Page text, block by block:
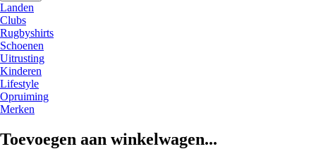
Landen
Clubs
Rugbyshirts
Schoenen
Uitrusting
Kinderen
Lifestyle
Opruiming
Merken
Toevoegen aan winkelwagen...